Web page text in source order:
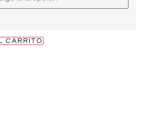
CARRITO